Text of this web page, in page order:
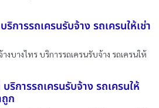
การรถเครนรับจ้าง รถเครนให้เช่า
งบางไทร บริการรถเครนรับจ้าง รถเครนให้
ริการรถเครนรับจ้าง รถเครนให้
ถูก